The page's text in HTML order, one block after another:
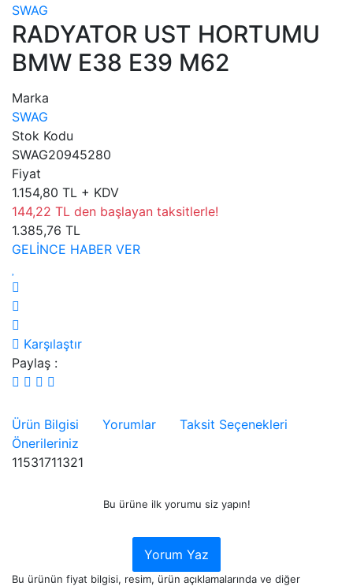
SWAG
RADYATOR UST HORTUMU
BMW E38 E39 M62
Marka
SWAG
Stok Kodu
SWAG20945280
Fiyat
1.154,80 TL + KDV
144,22 TL den başlayan taksitlerle!
1.385,76 TL
GELİNCE HABER VER
Karşılaştır
Paylaş :
Ürün Bilgisi Yorumlar
Taksit Seçenekleri
Önerileriniz
11531711321
Bu ürüne ilk yorumu siz yapın!
Yorum Yaz
Bu ürünün fiyat bilgisi, resim, ürün açıklamalarında ve diğer